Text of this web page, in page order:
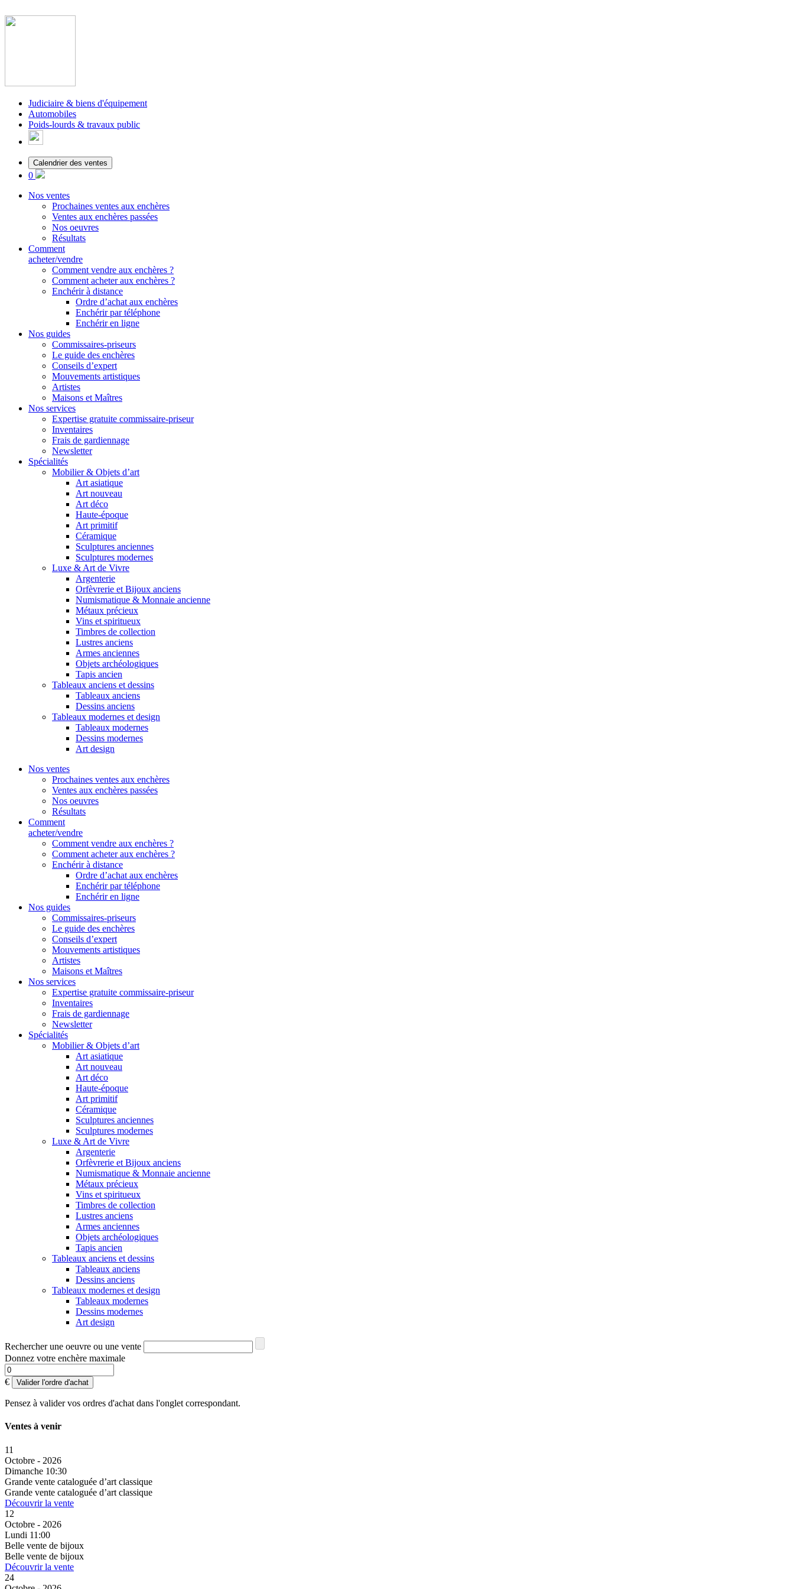
Judiciaire & biens d'équipement
Automobiles
Poids-lourds & travaux public
Calendrier des ventes
0
Nos ventes
Prochaines ventes aux enchères
Ventes aux enchères passées
Nos oeuvres
Résultats
Comment
acheter/vendre
Comment vendre aux enchères ?
Comment acheter aux enchères ?
Enchérir à distance
Ordre d’achat aux enchères
Enchérir par téléphone
Enchérir en ligne
Nos guides
Commissaires-priseurs
Le guide des enchères
Conseils d’expert
Mouvements artistiques
Artistes
Maisons et Maîtres
Nos services
Expertise gratuite commissaire-priseur
Inventaires
Frais de gardiennage
Newsletter
Spécialités
Mobilier & Objets d’art
Art asiatique
Art nouveau
Art déco
Haute-époque
Art primitif
Céramique
Sculptures anciennes
Sculptures modernes
Luxe & Art de Vivre
Argenterie
Orfèvrerie et Bijoux anciens
Numismatique & Monnaie ancienne
Métaux précieux
Vins et spiritueux
Timbres de collection
Lustres anciens
Armes anciennes
Objets archéologiques
Tapis ancien
Tableaux anciens et dessins
Tableaux anciens
Dessins anciens
Tableaux modernes et design
Tableaux modernes
Dessins modernes
Art design
Nos ventes
Prochaines ventes aux enchères
Ventes aux enchères passées
Nos oeuvres
Résultats
Comment
acheter/vendre
Comment vendre aux enchères ?
Comment acheter aux enchères ?
Enchérir à distance
Ordre d’achat aux enchères
Enchérir par téléphone
Enchérir en ligne
Nos guides
Commissaires-priseurs
Le guide des enchères
Conseils d’expert
Mouvements artistiques
Artistes
Maisons et Maîtres
Nos services
Expertise gratuite commissaire-priseur
Inventaires
Frais de gardiennage
Newsletter
Spécialités
Mobilier & Objets d’art
Art asiatique
Art nouveau
Art déco
Haute-époque
Art primitif
Céramique
Sculptures anciennes
Sculptures modernes
Luxe & Art de Vivre
Argenterie
Orfèvrerie et Bijoux anciens
Numismatique & Monnaie ancienne
Métaux précieux
Vins et spiritueux
Timbres de collection
Lustres anciens
Armes anciennes
Objets archéologiques
Tapis ancien
Tableaux anciens et dessins
Tableaux anciens
Dessins anciens
Tableaux modernes et design
Tableaux modernes
Dessins modernes
Art design
Rechercher une oeuvre ou une vente
Donnez votre enchère maximale
€ Valider l'ordre d'achat
Pensez à valider vos ordres d'achat dans l'onglet correspondant.
Ventes à venir
11
Octobre - 2026
Dimanche 10:30
Grande vente cataloguée d’art classique
Grande vente cataloguée d’art classique
Découvrir la vente
12
Octobre - 2026
Lundi 11:00
Belle vente de bijoux
Belle vente de bijoux
Découvrir la vente
24